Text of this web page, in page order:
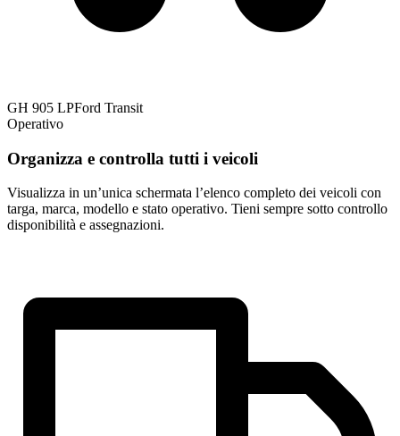
GH 905 LPFord Transit
Operativo
Organizza e controlla tutti i veicoli
Visualizza in un’unica schermata l’elenco completo dei veicoli con
targa, marca, modello e stato operativo. Tieni sempre sotto controllo
disponibilità e assegnazioni.